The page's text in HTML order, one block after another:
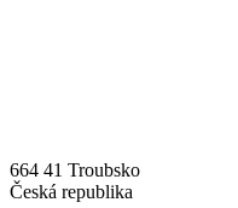
664 41 Troubsko
Česká republika